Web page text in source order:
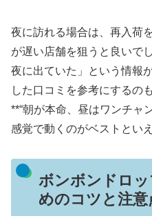
夜に訪れる場合は、再入荷
が遅い店舗を狙うと良いで
夜に出ていた」という情報
した口コミを参考にするの
**“朝が本命、昼はワンチャ
感覚で動くのがベストといえ
ボンボンドロ
めのコツと注意